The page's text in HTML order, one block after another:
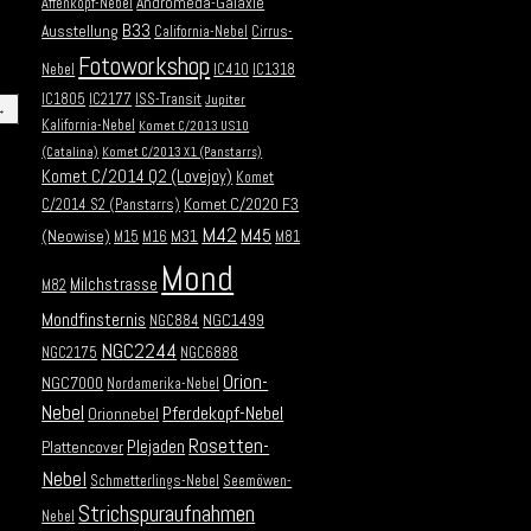
Affenkopf-Nebel
Ausstellung B33 California-Nebel Cirrus-
Nebel Fotoworkshop IC410 IC1318
IC1805 IC2177 ISS-Transit Jupiter
Kalifornia-Nebel Komet C/2013 US10
(Catalina) Komet C/2013 X1 (Panstarrs)
Komet C/2014 Q2 (Lovejoy) Komet
C/2014 S2 (Panstarrs) Komet C/2020 F3
(Neowise) M15 M16 M31 M42 M45 M81
M82 Milchstrasse Mond
Mondfinsternis NGC884 NGC1499
NGC2175 NGC2244 NGC6888
NGC7000 Nordamerika-Nebel Orion-
Nebel Orionnebel Pferdekopf-Nebel
Plattencover Plejaden Rosetten-
Nebel Schmetterlings-Nebel Seemöwen-
Nebel Strichspuraufnahmen